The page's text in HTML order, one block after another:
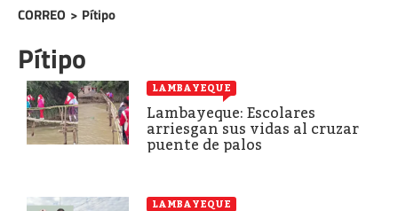
CORREO > Pítipo
Pítipo
LAMBAYEQUE
Lambayeque: Escolares
arriesgan sus vidas al cruzar
puente de palos
LAMBAYEQUE